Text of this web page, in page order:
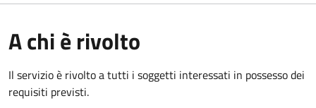
A chi è rivolto
Il servizio è rivolto a tutti i soggetti interessati in possesso dei
requisiti previsti.